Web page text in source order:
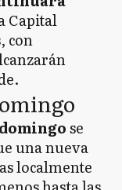
Capital
con
se
una nueva
localmente